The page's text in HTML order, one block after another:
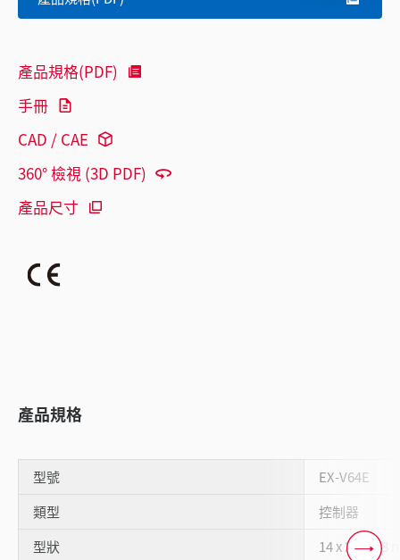
產品規格(PDF)
手冊
CAD / CAE
360° 檢視 (3D PDF)
產品尺寸
產品規格
型號
EX-V64E
類型
控制器
型狀
14 x 30 x 4.8